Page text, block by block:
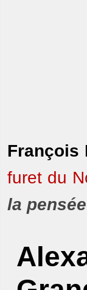
François
furet du
la